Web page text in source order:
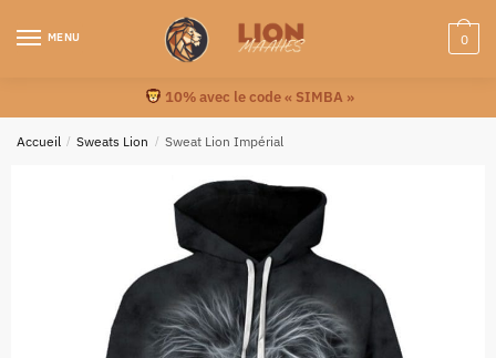
MENU 0
10% avec le code « SIMBA »
Accueil / Sweats Lion / Sweat Lion Impérial